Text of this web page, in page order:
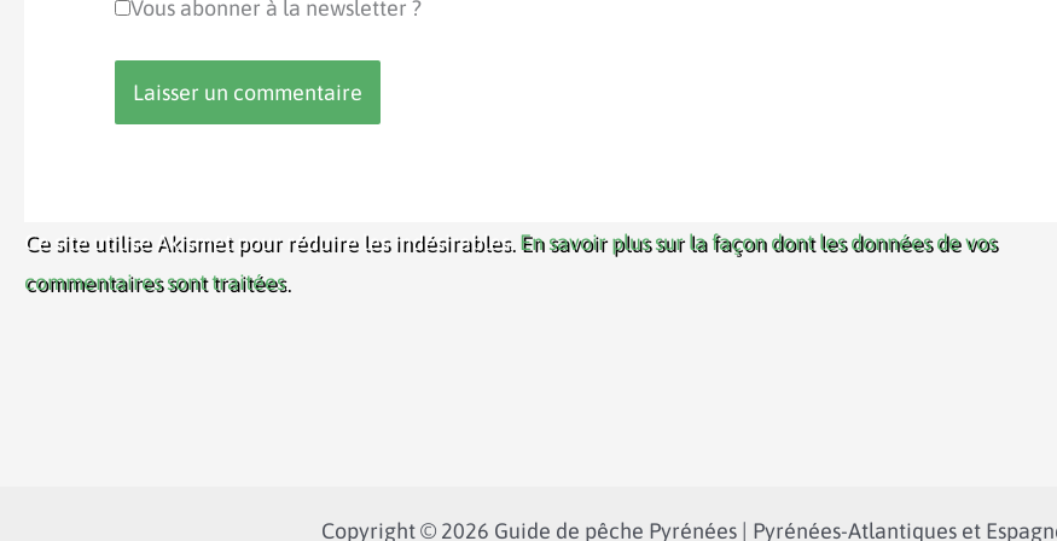
Vous abonner à la newsletter ?
Ce site utilise Akismet pour réduire les indésirables. En savoir plus sur la façon dont les données de vos
commentaires sont traitées.
Copyright © 2026 Guide de pêche Pyrénées | Pyrénées-Atlantiques et